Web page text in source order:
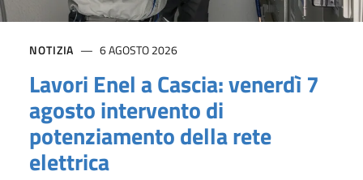
NOTIZIA 6 AGOSTO 2026
Lavori Enel a Cascia: venerdì 7
agosto intervento di
potenziamento della rete
elettrica